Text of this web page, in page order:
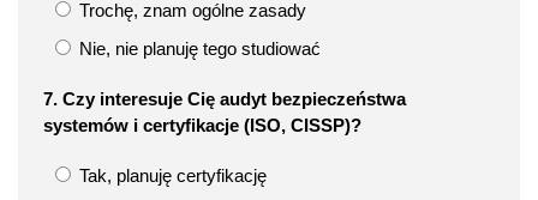
Trochę, znam ogólne zasady
Nie, nie planuję tego studiować
7. Czy interesuje Cię audyt bezpieczeństwa
systemów i certyfikacje (ISO, CISSP)?
Tak, planuję certyfikację